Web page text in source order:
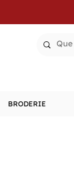
BRODERIE